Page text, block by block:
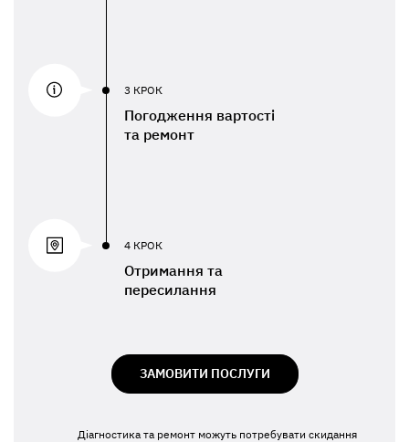
3 КРОК
Погодження вартості
та ремонт
4 КРОК
Отримання та
пересилання
ЗАМОВИТИ ПОСЛУГИ
Діагностика та ремонт можуть потребувати скидання